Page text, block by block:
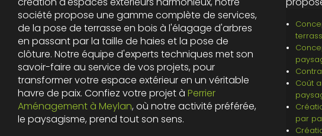
société propose une gamme complète de services,
de la pose de terrasse en bois à l'élagage d'arbres
en passant par la taille de haies et la pose de
clôture. Notre équipe d'experts techniques met son
savoir-faire au service de vos projets, pour
transformer votre espace extérieur en un véritable
havre de paix. Confiez votre projet à Perrier
Aménagement à Meylan, où notre activité préférée,
le paysagisme, prend tout son sens.
Coût
par